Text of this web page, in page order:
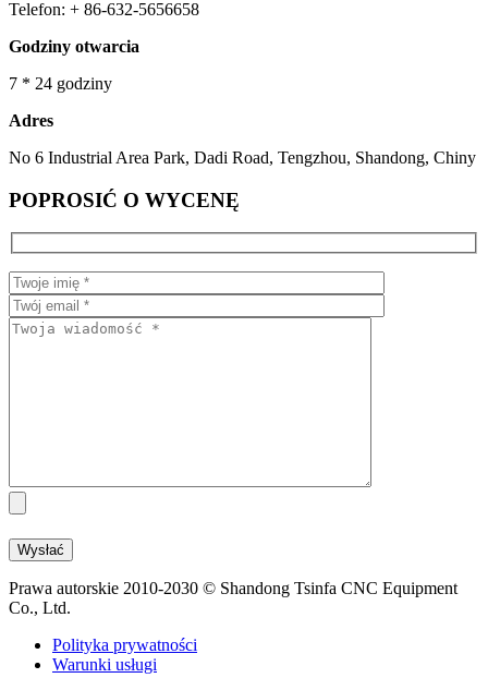
Telefon: + 86-632-5656658
Godziny otwarcia
7 * 24 godziny
Adres
No 6 Industrial Area Park, Dadi Road, Tengzhou, Shandong, Chiny
POPROSIĆ O WYCENĘ
Prawa autorskie 2010-2030 © Shandong Tsinfa CNC Equipment
Co., Ltd.
Polityka prywatności
Warunki usługi